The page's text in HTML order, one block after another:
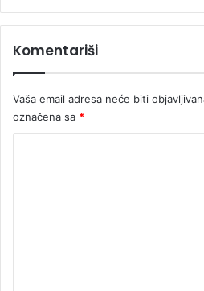
Komentariši
Vaša email adresa neće biti
označena sa *